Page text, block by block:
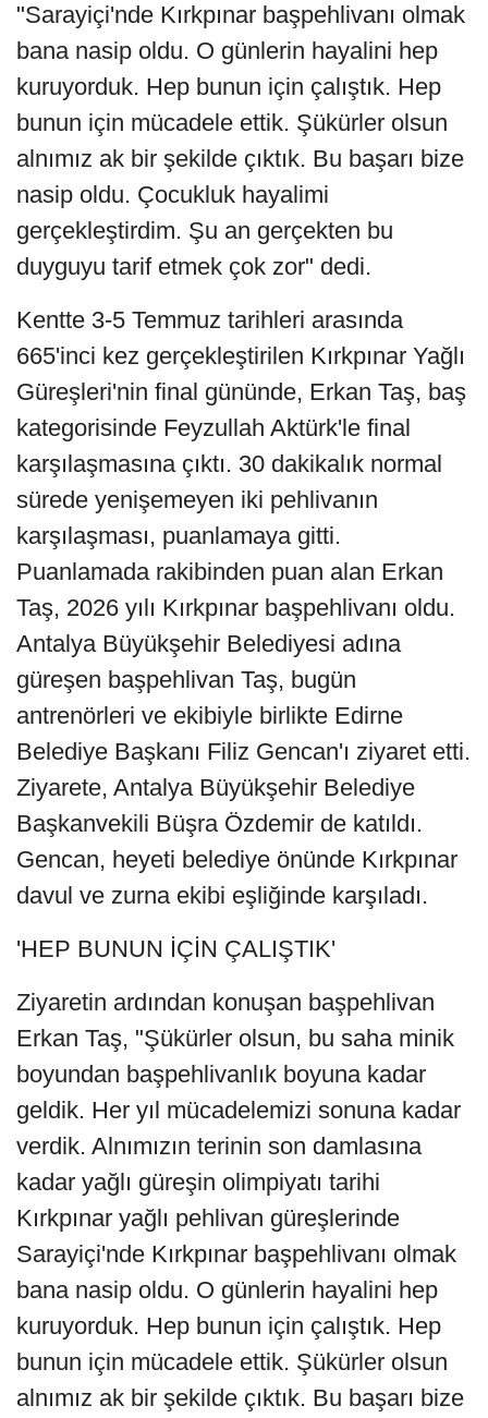
"Sarayiçi'nde Kırkpınar başpehlivanı olmak
bana nasip oldu. O günlerin hayalini hep
kuruyorduk. Hep bunun için çalıştık. Hep
bunun için mücadele ettik. Şükürler olsun
alnımız ak bir şekilde çıktık. Bu başarı bize
nasip oldu. Çocukluk hayalimi
gerçekleştirdim. Şu an gerçekten bu
duyguyu tarif etmek çok zor" dedi.
Kentte 3-5 Temmuz tarihleri arasında
665'inci kez gerçekleştirilen Kırkpınar Yağlı
Güreşleri'nin final gününde, Erkan Taş, baş
kategorisinde Feyzullah Aktürk'le final
karşılaşmasına çıktı. 30 dakikalık normal
sürede yenişemeyen iki pehlivanın
karşılaşması, puanlamaya gitti.
Puanlamada rakibinden puan alan Erkan
Taş, 2026 yılı Kırkpınar başpehlivanı oldu.
Antalya Büyükşehir Belediyesi adına
güreşen başpehlivan Taş, bugün
antrenörleri ve ekibiyle birlikte Edirne
Belediye Başkanı Filiz Gencan'ı ziyaret etti.
Ziyarete, Antalya Büyükşehir Belediye
Başkanvekili Büşra Özdemir de katıldı.
Gencan, heyeti belediye önünde Kırkpınar
davul ve zurna ekibi eşliğinde karşıladı.
'HEP BUNUN İÇİN ÇALIŞTIK'
Ziyaretin ardından konuşan başpehlivan
Erkan Taş, "Şükürler olsun, bu saha minik
boyundan başpehlivanlık boyuna kadar
geldik. Her yıl mücadelemizi sonuna kadar
verdik. Alnımızın terinin son damlasına
kadar yağlı güreşin olimpiyatı tarihi
Kırkpınar yağlı pehlivan güreşlerinde
Sarayiçi'nde Kırkpınar başpehlivanı olmak
bana nasip oldu. O günlerin hayalini hep
kuruyorduk. Hep bunun için çalıştık. Hep
bunun için mücadele ettik. Şükürler olsun
alnımız ak bir şekilde çıktık. Bu başarı bize